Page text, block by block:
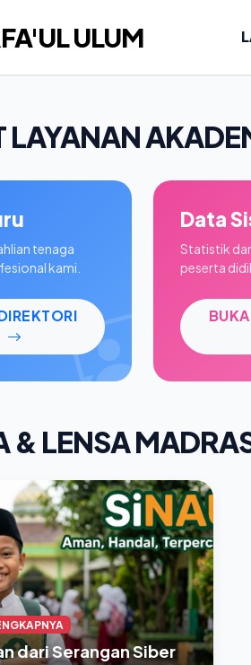
ULUM
LAYANAN
tenaga
kami.
Data
Statistik
peserta
& LENSA
dari Serangan Siber